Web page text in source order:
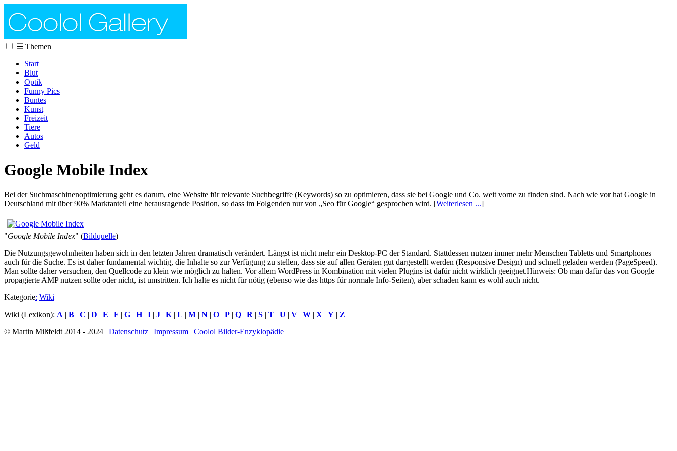
☰ Themen
Start
Blut
Optik
Funny Pics
Buntes
Kunst
Freizeit
Tiere
Autos
Geld
Google Mobile Index
Bei der Suchmaschinenoptimierung geht es darum, eine Website für relevante Suchbegriffe (Keywords) so zu optimieren, dass sie bei Google und Co. weit vorne zu finden sind. Nach wie vor hat Google in
Deutschland mit über 90% Marktanteil eine herausragende Position, so dass im Folgenden nur von „Seo für Google“ gesprochen wird. [Weiterlesen ...]
"Google Mobile Index" (Bildquelle)
Die Nutzungsgewohnheiten haben sich in den letzten Jahren dramatisch verändert. Längst ist nicht mehr ein Desktop-PC der Standard. Stattdessen nutzen immer mehr Menschen Tabletts und Smartphones –
auch für die Suche. Es ist daher fundamental wichtig, die Inhalte so zur Verfügung zu stellen, dass sie auf allen Geräten gut dargestellt werden (Responsive Design) und schnell geladen werden (PageSpeed).
Man sollte daher versuchen, den Quellcode zu klein wie möglich zu halten. Vor allem WordPress in Kombination mit vielen Plugins ist dafür nicht wirklich geeignet.Hinweis: Ob man dafür das von Google
propagierte AMP nutzen sollte oder nicht, ist umstritten. Ich halte es nicht für nötig (ebenso wie das https für normale Info-Seiten), aber schaden kann es wohl auch nicht.
Kategorie: Wiki
Wiki (Lexikon): A | B | C | D | E | F | G | H| I | J | K | L | M | N | O | P | Q | R | S | T | U | V | W | X | Y | Z
© Martin Mißfeldt 2014 - 2024 | Datenschutz | Impressum | Coolol Bilder-Enzyklopädie